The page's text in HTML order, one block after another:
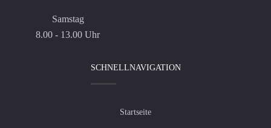
Samstag
8.00 - 13.00 Uhr
SCHNELLNAVIGATION
Startseite